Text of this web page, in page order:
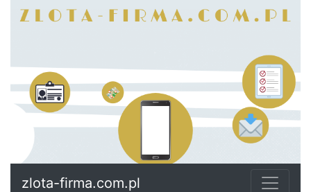
zlota-firma.com.pl